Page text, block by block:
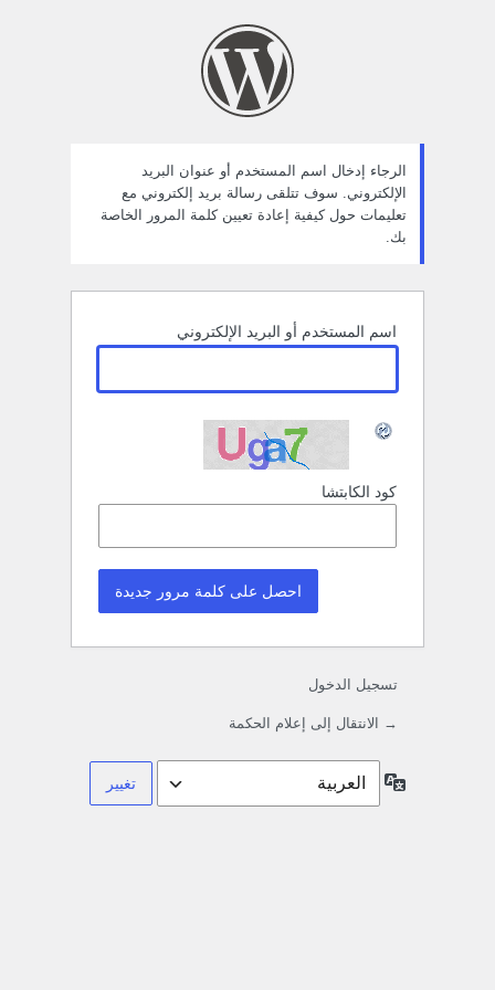
الرجاء إدخال اسم المستخدم أو عنوان البريد
الإلكتروني. سوف تتلقى رسالة بريد إلكتروني مع
تعليمات حول كيفية إعادة تعيين كلمة المرور الخاصة
بك.
اسم المستخدم أو البريد الإلكتروني
كود الكابتشا
تسجيل الدخول
→ الانتقال إلى إعلام الحكمة
اللغة